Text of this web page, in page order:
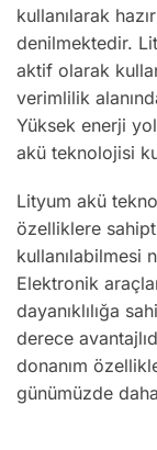
kullanılarak
denilmektedir.
aktif olarak
verimlilik
Yüksek enerji
akü teknolojisi
Lityum akü
özelliklere
kullanılabilmesi
Elektronik
dayanıklılığa
derece
donanım
günümüzde